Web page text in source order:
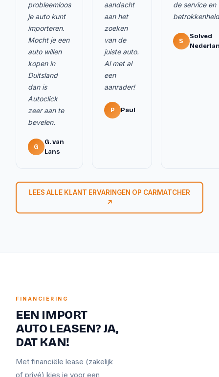
probleemloos
je auto kunt
importeren.
Mocht je een
auto willen
kopen in
Duitsland
dan is
Autoclick
zeer aan te
bevelen.
G
G. van
Lans
aandacht
aan het
zoeken
van de
juiste auto.
Al met al
een
aanrader!
P Paul
de service en
S
Solved
LEES ALLE KLANT ERVARINGEN OP CARMATCHER
↗
FINANCIERING
EEN IMPORT
AUTO LEASEN? JA,
DAT KAN!
Met financiële lease (zakelijk
of privé) kies je voor een